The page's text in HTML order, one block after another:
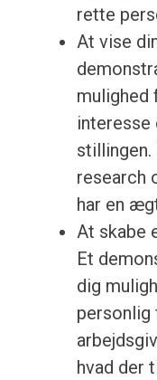
rette
At vise
mulighed
stillingen.
research
har en
At skabe
Et
dig
personlig
hvad der